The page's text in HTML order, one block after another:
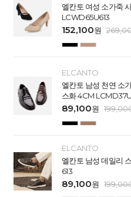
엘칸토 여성 소가죽
LCWD65U613
152,100원
ELCANTO
엘칸토 남성 천연 소
스화 4CM
89,100원
ELCANTO
엘칸토 남성 데일리
613
89,100원